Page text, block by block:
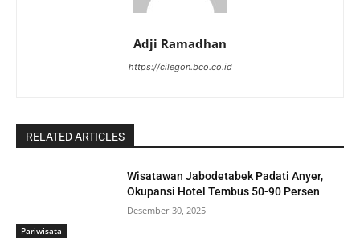
Adji Ramadhan
https://cilegon.bco.co.id
RELATED ARTICLES
Pariwisata
Wisatawan Jabodetabek Padati Anyer,
Okupansi Hotel Tembus 50-90 Persen
Desember 30, 2025